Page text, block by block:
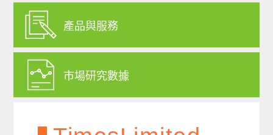
產品與服務
市場研究數據